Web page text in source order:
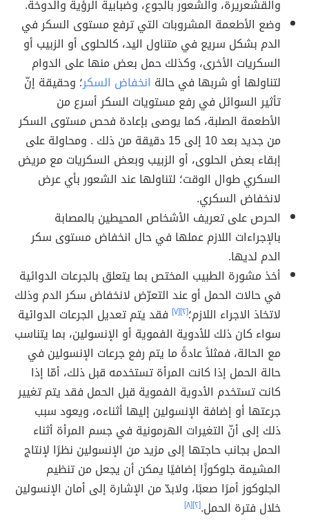
والقشعريرة، والشعور بالجوع، وضبابية الرؤية والدوخة.
وضع الأطعمة المشروبات التي ترفع مستوى السكر في
الدم بشكل سريع في متناول اليد، كالحلوى أو الزبيب أو
السكريات الأخرى، وكذلك حمل بعض منها على الدوام
لتناولها أو شربها في حالة انخفاض السكر؛ وحقيقة إنّ
تأثير السوائل في رفع مستويات السكر أسرع من
الأطعمة الصلبة، كما يوصى بإعادة فحص مستوى السكر
من جديد بعد 10 إلى 15 دقيقة من ذلك . ومحاولة على
إبقاء بعض الحلوى، أو الزبيب وبعض السكريات مع مريض
السكري طوال الوقت؛ لتناولها عند الشعور بأي عرض
لانخفاض السكري.
الحرص على تعريف الأشخاص المحيطين بالمصابة
بالإجراءات اللازم عملها في حال انخفاض مستوى سكر
الدم لديها.
أخذ مشورة الطبيب المختص بما يتعلق بالجرعات الدوائية
في حالات الحمل أو عند التعرّض لانخفاض سكر الدم وذلك
لاتخاذ الاجراء اللازم؛[٢] [٧] فقد يتم تعديل الجرعات الدوائية
سواء كان ذلك للأدوية الفموية أو الإنسولين، بما يتناسب
مع الحالة، فمثلاً عادةً ما يتم رفع جرعات الإنسولين في
حالة الحمل إذا كانت المرأة تستخدمه قبل ذلك، أمّا إذا
كانت تستخدم الأدوية الفموية قبل الحمل فقد يتم تغيير
جرعتها أو إضافة الإنسولين إليها أثناءه، ويعود سبب
ذلك إلى أنّ التغيرات الهرمونية في جسم المرأة أثناء
الحمل بجانب حاجتها إلى مزيد من الإنسولين نظرًا لإنتاج
المشيمة جلوكوزًا إضافيًا يمكن أن يجعل من تنظيم
الجلوكوز أمرًا صعبًا، ولابدّ من الإشارة إلى أمان الإنسولين
خلال فترة الحمل.[٢] [٨]